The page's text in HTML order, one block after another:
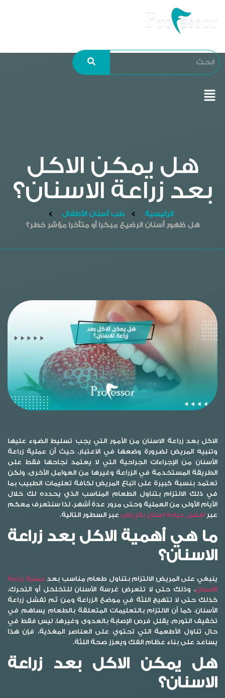
هل يمكن الاكل
بعد زراعة الاسنان؟
الرئيسية
طب أسنان الأطفال
هل ظهور أسنان الرضيع مبكرا أو متأخرا مؤشر خطر؟
الاكل بعد زراعة الاسنان من الأمور التي يجب تسليط الضوء عليها
وتنبيه المريض لضرورة وضعها في الاعتبار، حيث أن عملية زراعة
الأسنان من الإجراءات الجراحية التي لا يعتمد نجاحها فقط على
الطريقة المستخدمة في الزراعة وغيرها من العوامل الأخرى، ولكن
تعتمد بنسبة كبيرة على اتباع المريض لكافة تعليمات الطبيب بما
في ذلك الالتزام بتناول الطعام المناسب الذي يحدده لك خلال
الأيام الأولى من العملية وحتى مرور عدة أشهر، لذا سنتعرف معكم
عبر افضل عيادة اسنان بالرياض عبر السطور التالية.
ما هي أهمية الاكل بعد زراعة
الاسنان؟
ينبغي على المريض الالتزام بتناول طعام مناسب بعد عملية زراعة
الأسنان، وذلك حتى لا تتعرض غرسة الأسنان للتخلخل أو التحرك،
كذلك حتى لا تتهيج اللثة في موضع الزراعة ومن ثم تفشل زراعة
الأسنان، كما أن الالتزام بالتعليمات المتعلقة بالطعام يساهم في
تخفيف التورم، يقلل فرص الإصابة بالعدوى وغيرها، ليس فقط في
حال تناول الأطعمة التي تحتوي على العناصر المغذية، فإن هذا
يساعد على بناء عظام الفك ويعزز صحة اللثة.
هل يمكن الاكل بعد زراعة
الاسنان؟